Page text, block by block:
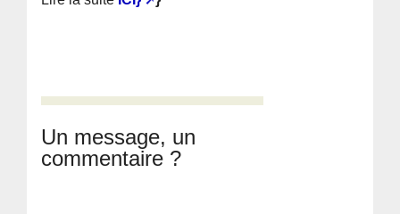
Un message, un
commentaire ?